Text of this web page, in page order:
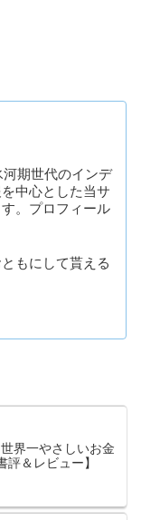
期世代のインデ
中心とした当サ
。プロフィール
もにして貰える
界一やさしいお金
評＆レビュー】